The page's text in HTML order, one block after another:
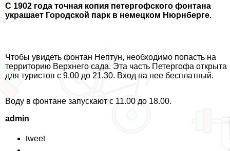
С 1902 года точная копия петергофского фонтана
украшает Городской парк в немецком Нюрнберге.
Чтобы увидеть фонтан Нептун, необходимо попасть на
территорию Верхнего сада. Эта часть Петергофа открыта
для туристов с 9.00 до 21.30. Вход на нее бесплатный.
Воду в фонтане запускают с 11.00 до 18.00.
admin
tweet